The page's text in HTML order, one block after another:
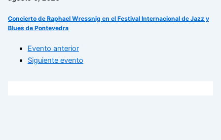
Concierto de Raphael Wressnig en el Festival Internacional de Jazz y
Blues de Pontevedra
Evento anterior
Siguiente evento